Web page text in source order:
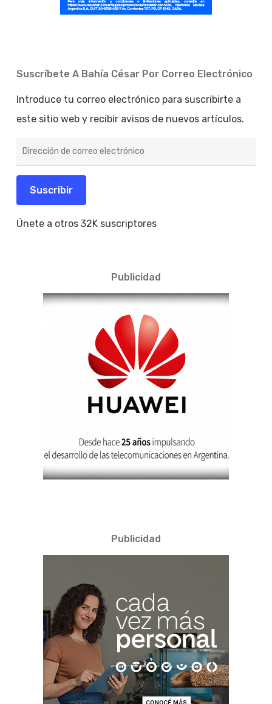
Suscríbete A Bahía César Por Correo Electrónico
Introduce tu correo electrónico para suscribirte a
este sitio web y recibir avisos de nuevos artículos.
de
electrónico
Suscribir
Únete a otros 32K suscriptores
Publicidad
Publicidad